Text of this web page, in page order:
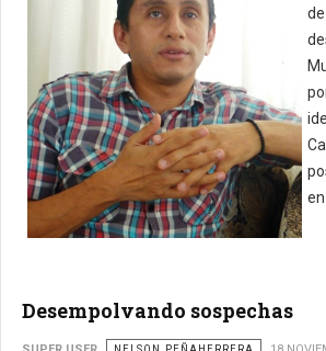
en
Desempolvando sospechas